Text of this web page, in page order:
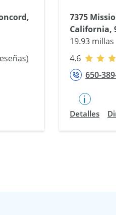
7375
California,
19.93 millas
4.6
650-
Detalles